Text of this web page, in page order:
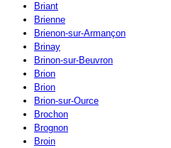
Briant
Brienne
Brienon-sur-Armançon
Brinay
Brinon-sur-Beuvron
Brion
Brion
Brion-sur-Ource
Brochon
Brognon
Broin